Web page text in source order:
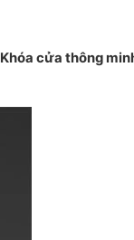
Khóa cửa thông